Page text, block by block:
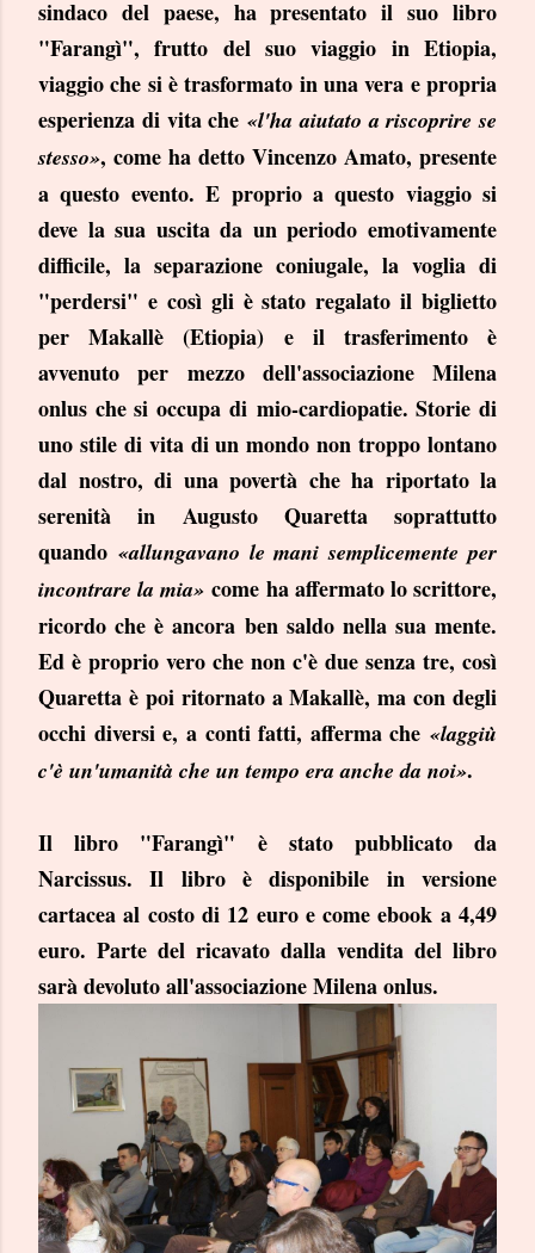
sindaco del paese, ha presentato il suo libro
"Farangì", frutto del suo viaggio in Etiopia,
viaggio che si è trasformato in una vera e propria
esperienza di vita che «l'ha aiutato a riscoprire se
stesso», come ha detto Vincenzo Amato, presente
a questo evento. E proprio a questo viaggio si
deve la sua uscita da un periodo emotivamente
difficile, la separazione coniugale, la voglia di
"perdersi" e così gli è stato regalato il biglietto
per Makallè (Etiopia) e il trasferimento è
avvenuto per mezzo dell'associazione Milena
onlus che si occupa di mio-cardiopatie. Storie di
uno stile di vita di un mondo non troppo lontano
dal nostro, di una povertà che ha riportato la
serenità in Augusto Quaretta soprattutto
quando «allungavano le mani semplicemente per
incontrare la mia» come ha affermato lo scrittore,
ricordo che è ancora ben saldo nella sua mente.
Ed è proprio vero che non c'è due senza tre, così
Quaretta è poi ritornato a Makallè, ma con degli
occhi diversi e, a conti fatti, afferma che «laggiù
c'è un'umanità che un tempo era anche da noi».
Il libro "Farangì" è stato pubblicato da
Narcissus. Il libro è disponibile in versione
cartacea al costo di 12 euro e come ebook a 4,49
euro. Parte del ricavato dalla vendita del libro
sarà devoluto all'associazione Milena onlus.